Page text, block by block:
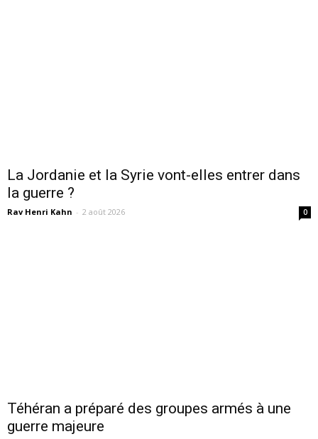
La Jordanie et la Syrie vont-elles entrer dans
la guerre ?
Rav Henri Kahn - 2 août 2026 0
Téhéran a préparé des groupes armés à une
guerre majeure